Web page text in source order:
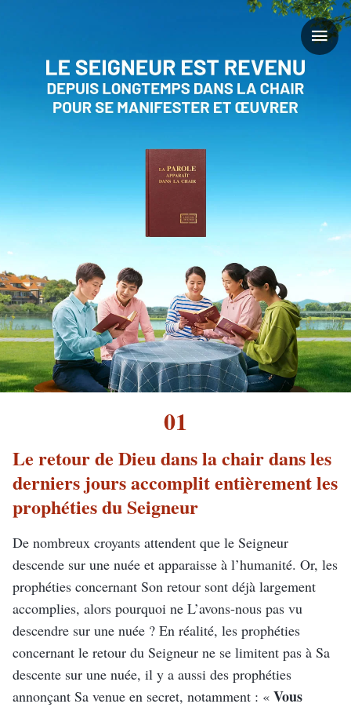
01
Le retour de Dieu dans la chair dans les
derniers jours accomplit entièrement les
prophéties du Seigneur
De nombreux croyants attendent que le Seigneur
descende sur une nuée et apparaisse à l’humanité. Or, les
prophéties concernant Son retour sont déjà largement
accomplies, alors pourquoi ne L’avons-nous pas vu
descendre sur une nuée ? En réalité, les prophéties
concernant le retour du Seigneur ne se limitent pas à Sa
descente sur une nuée, il y a aussi des prophéties
annonçant Sa venue en secret, notamment : « Vous